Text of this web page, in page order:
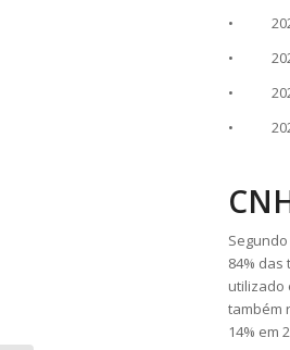
• 2022:
• 2023:
• 2024:
• 2025:
84%
utilizado
também
14% em